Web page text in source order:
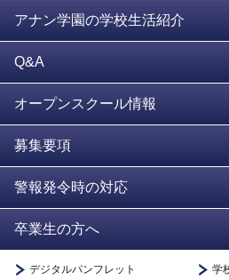
アナン学園の学校生活紹介
Q&A
オープンスクール情報
募集要項
警報発令時の対応
卒業生の方へ
デジタルパンフレット 学